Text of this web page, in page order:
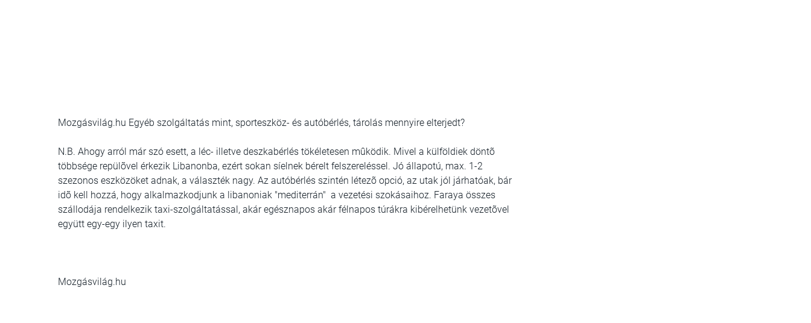
Mozgásvilág.hu Egyéb szolgáltatás mint, sporteszköz- és autóbérlés, tárolás mennyire elterjedt?
N.B. Ahogy arról már szó esett, a léc- illetve deszkabérlés tökéletesen mûködik. Mivel a külföldiek döntõ
többsége repülõvel érkezik Libanonba, ezért sokan síelnek bérelt felszereléssel. Jó állapotú, max. 1-2
szezonos eszközöket adnak, a választék nagy. Az autóbérlés szintén létezõ opció, az utak jól járhatóak, bár
idõ kell hozzá, hogy alkalmazkodjunk a libanoniak "mediterrán" a vezetési szokásaihoz. Faraya összes
szállodája rendelkezik taxi-szolgáltatással, akár egésznapos akár félnapos túrákra kibérelhetünk vezetõvel
együtt egy-egy ilyen taxit.
Mozgásvilág.hu